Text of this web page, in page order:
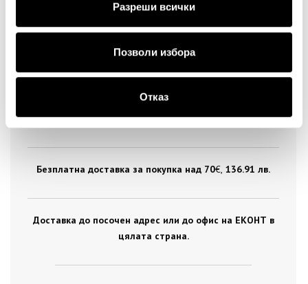
Разреши всички
Позволи избора
Отказ
ДОСТАВКА
Стандартна доставка на цена от 5
цялата страна.
Безплатна доставка за покупка над 70€ , 136.91 лв.
Доставка до посочен адрес или до офис на ЕКОНТ в
цялата страна.